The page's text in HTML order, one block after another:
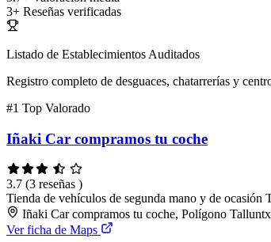
3+ Reseñas verificadas
Listado de Establecimientos Auditados
Registro completo de desguaces, chatarrerías y
#1 Top Valorado
Iñaki Car compramos tu coche
3.7 (3 reseñas )
Tienda de vehículos de segunda mano y de ocasión
Iñaki Car compramos tu coche, Polígono
Ver ficha de Maps